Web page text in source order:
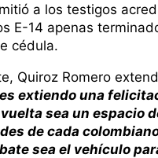
a los testigos
E-14 apenas
cédula.
Quiroz Romero
extiendo una
sea un espacio
de cada
sea el vehículo